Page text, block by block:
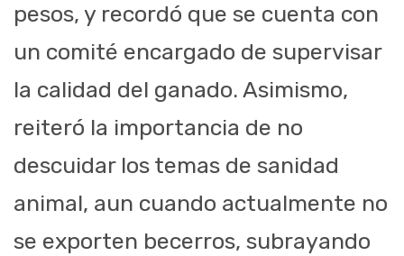
pesos, y recordó que se cuenta con
un comité encargado de supervisar
la calidad del ganado. Asimismo,
reiteró la importancia de no
descuidar los temas de sanidad
animal, aun cuando actualmente no
se exporten becerros, subrayando